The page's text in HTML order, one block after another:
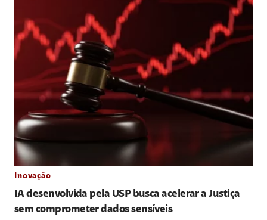
Inovação
IA desenvolvida pela USP busca acelerar a Justiça
sem comprometer dados sensíveis